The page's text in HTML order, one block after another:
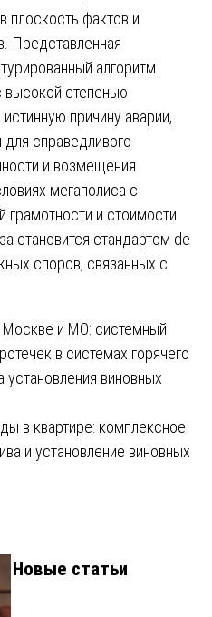
плоскость фактов и
Представленная
алгоритм
высокой степенью
причину аварии,
справедливого
и возмещения
мегаполиса с
и стоимости
становится стандартом de
споров, связанных с
Москве и МО: системный
в системах горячего
виновных
в квартире: комплексное
и установление виновных
Новые статьи